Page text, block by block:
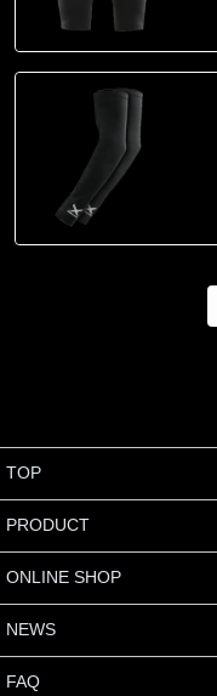
TOP
PRODUCT
ONLINE SHOP
NEWS
FAQ